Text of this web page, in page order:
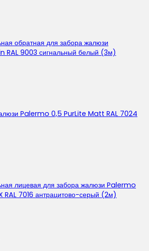
обратная для забора жалюзи
RAL 9003 сигнальный белый (3м)
Palermo 0,5 PurLite Matt RAL 7024
лицевая для забора жалюзи Palermo
7016 антрацитово-серый (2м)